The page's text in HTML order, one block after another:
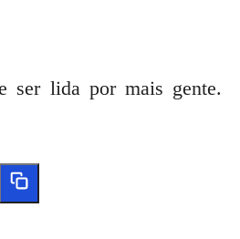
ser lida por mais gente.